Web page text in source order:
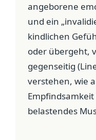
angeborene
und ein
kindlichen
oder übergeht,
gegenseitig
verstehen, wie
belastendes